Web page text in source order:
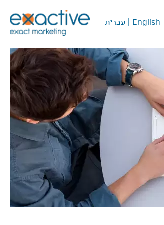
עברית English